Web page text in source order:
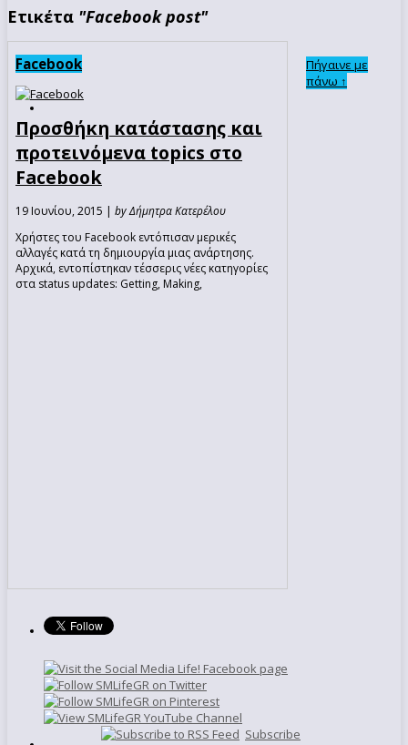
Ετικέτα "Facebook post"
Facebook
Προσθήκη κατάστασης και
προτεινόμενα topics στο
Facebook
19 Ιουνίου, 2015 | by Δήμητρα Κατερέλου
Χρήστες του Facebook εντόπισαν μερικές
αλλαγές κατά τη δημιουργία μιας ανάρτησης.
Αρχικά, εντοπίστηκαν τέσσερις νέες κατηγορίες
στα status updates: Getting, Making,
Πήγαινε με
πάνω ↑
Subscribe